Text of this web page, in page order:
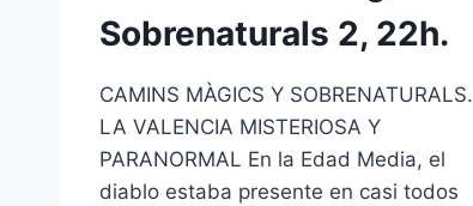
Sobrenaturals 2, 22h.
CAMINS MÀGICS Y SOBRENATURALS.
LA VALENCIA MISTERIOSA Y
PARANORMAL En la Edad Media, el
diablo estaba presente en casi todos